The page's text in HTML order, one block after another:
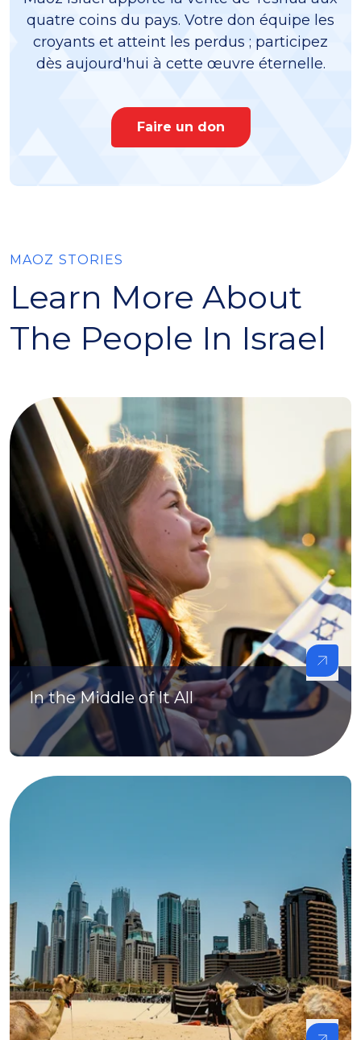
quatre coins du pays. Votre don équipe les
croyants et atteint les perdus ; participez
dès aujourd'hui à cette œuvre éternelle.
Faire un don
MAOZ STORIES
Learn More About
The People In Israel
In the Middle of It All